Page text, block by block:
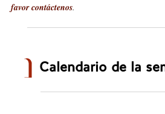
favor contáctenos.
Calendario de la